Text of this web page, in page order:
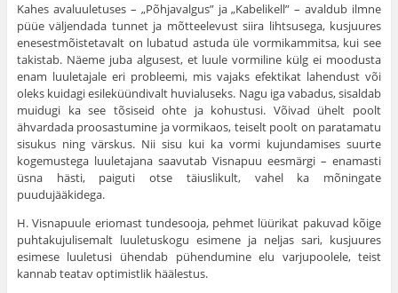
Kahes avaluuletuses – „Põhjavalgus” ja „Kabelikell” – avaldub ilmne
püüe väljendada tunnet ja mõtteelevust siira lihtsusega, kusjuures
enesestmõistetavalt on lubatud astuda üle vormikammitsa, kui see
takistab. Näeme juba algusest, et luule vormiline külg ei moodusta
enam luuletajale eri probleemi, mis vajaks efektikat lahendust või
oleks kuidagi esileküündivalt huvialuseks. Nagu iga vabadus, sisaldab
muidugi ka see tõsiseid ohte ja kohustusi. Võivad ühelt poolt
ähvardada proosastumine ja vormikaos, teiselt poolt on paratamatu
sisukus ning värskus. Nii sisu kui ka vormi kujundamises suurte
kogemustega luuletajana saavutab Visnapuu eesmärgi – enamasti
üsna hästi, paiguti otse täiuslikult, vahel ka mõningate
puudujääkidega.
H. Visnapuule eriomast tundesooja, pehmet lüürikat pakuvad kõige
puhtakujulisemalt luuletuskogu esimene ja neljas sari, kusjuures
esimese luuletusi ühendab pühendumine elu varjupoolele, teist
kannab teatav optimistlik häälestus.